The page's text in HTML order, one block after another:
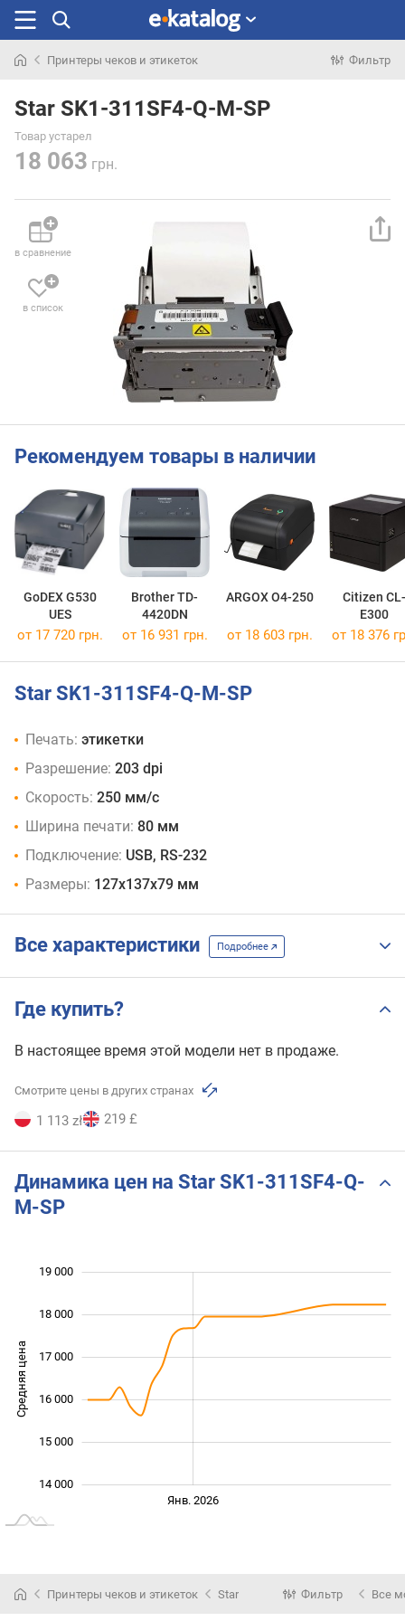
раньше
Принтеры чеков и этикеток Фильтр
Star SK1-311SF4-Q-M-SP
Товар устарел
18 063 грн.
в сравнение
в список
Рекомендуем товары в наличии
GoDEX G530
UES
Brother TD-
4420DN
ARGOX O4-250
Citizen CL-
E300
от 17 720 грн. от 16 931 грн. от 18 603 грн. от 18 376
Star SK1-311SF4-Q-M-SP
Печать: этикетки
Разрешение: 203 dpi
Скорость: 250 мм/с
Ширина печати: 80 мм
Подключение: USB, RS-232
Размеры: 127x137x79 мм
Все характеристики Подробнее
Где купить?
В настоящее время этой модели нет в продаже.
Смотрите цены в других странах
1 113 zł 219 £
Динамика цен на Star SK1-311SF4-Q-
M-SP
Средняя цена
14 000
15 000
16 000
17 000
18 000
19 000
Янв. 2026
Принтеры чеков и этикеток Star Фильтр Все